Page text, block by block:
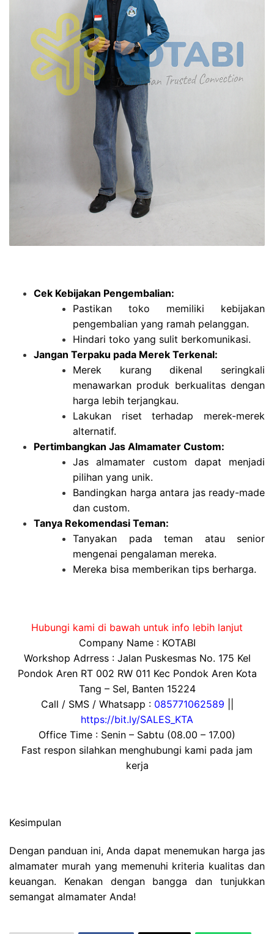
Cek Kebijakan Pengembalian:
Pastikan toko memiliki kebijakan
pengembalian yang ramah pelanggan.
Hindari toko yang sulit berkomunikasi.
Jangan Terpaku pada Merek Terkenal:
Merek kurang dikenal seringkali
menawarkan produk berkualitas dengan
harga lebih terjangkau.
Lakukan riset terhadap merek-merek
alternatif.
Pertimbangkan Jas Almamater Custom:
Jas almamater custom dapat menjadi
pilihan yang unik.
Bandingkan harga antara jas ready-made
dan custom.
Tanya Rekomendasi Teman:
Tanyakan pada teman atau senior
mengenai pengalaman mereka.
Mereka bisa memberikan tips berharga.
Hubungi kami di bawah untuk info lebih lanjut
Company Name : KOTABI
Workshop Adrress : Jalan Puskesmas No. 175 Kel
Pondok Aren RT 002 RW 011 Kec Pondok Aren Kota
Tang – Sel, Banten 15224
Call / SMS / Whatsapp : 085771062589
https://bit.ly/SALES_KTA
Office Time : Senin – Sabtu (08.00 – 17.00)
Fast respon silahkan menghubungi kami pada jam
kerja
Kesimpulan
Dengan panduan ini, Anda dapat menemukan harga jas
almamater murah yang memenuhi kriteria kualitas dan
keuangan. Kenakan dengan bangga dan tunjukkan
semangat almamater Anda!